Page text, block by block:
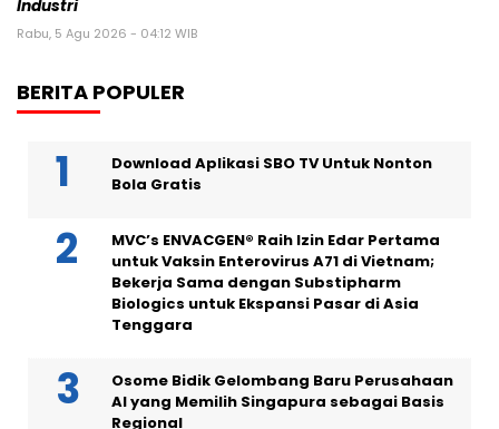
Industri
Rabu, 5 Agu 2026 - 04:12 WIB
BERITA POPULER
Download Aplikasi SBO TV Untuk Nonton
Bola Gratis
MVC’s ENVACGEN® Raih Izin Edar Pertama
untuk Vaksin Enterovirus A71 di Vietnam;
Bekerja Sama dengan Substipharm
Biologics untuk Ekspansi Pasar di Asia
Tenggara
Osome Bidik Gelombang Baru Perusahaan
AI yang Memilih Singapura sebagai Basis
Regional